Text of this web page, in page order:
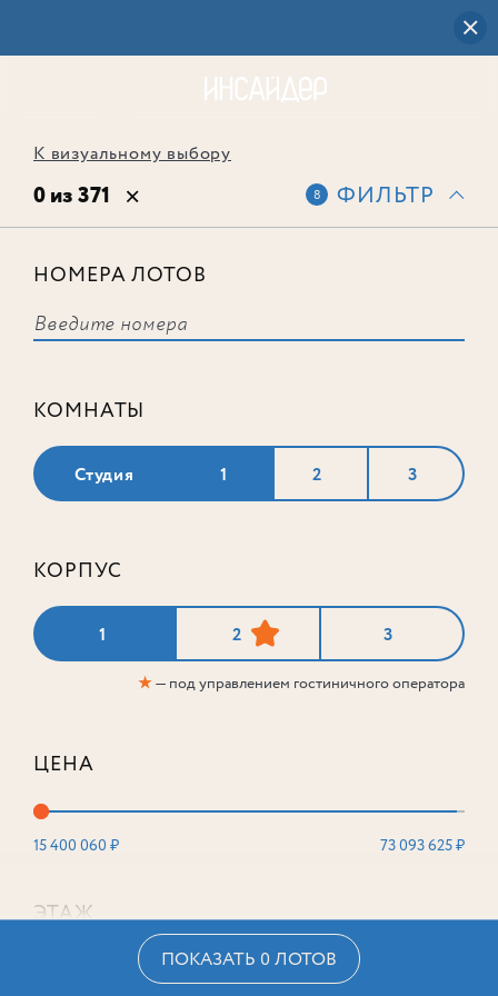
К визуальному выбору
0 из 371 8 ФИЛЬТР
НОМЕРА ЛОТОВ
КОМНАТЫ
Студия 1 2 3
КОРПУС
1 2 3
★— под управлением гостиничного оператора
ЦЕНА
15 400 060 ₽ 73 093 625 ₽
ЭТАЖ
ПОКАЗАТЬ 0 ЛОТОВ
соответствует ни одного лота